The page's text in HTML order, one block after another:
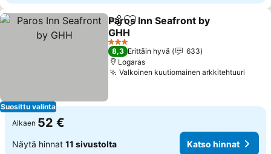
Suosittu valinta
Jaa Lisää suosikkeihin
Paros Inn Seafront by
GHH
3 Tähtiluokitus
8,3 Erittäin hyvä
633
Logaras
Valkoinen kuutiomainen arkkitehtuuri
Alkaen 52 €
Näytä hinnat 11 sivustolta Katso hinnat